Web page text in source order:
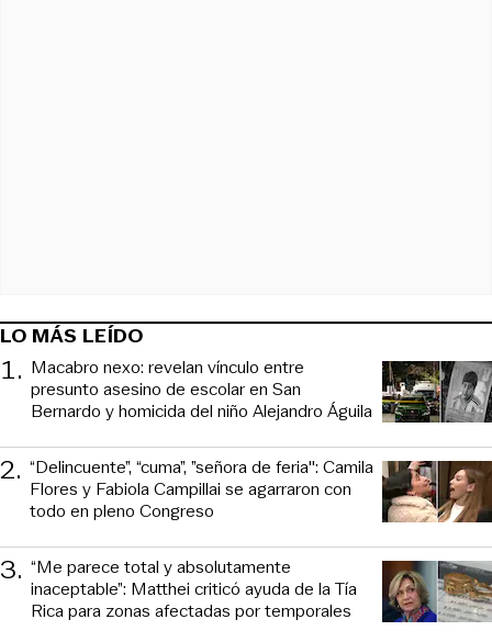
LO MÁS LEÍDO
1. Macabro nexo: revelan vínculo entre
presunto asesino de escolar en San
Bernardo y homicida del niño Alejandro Águila
2. “Delincuente”, “cuma”, ”señora de feria": Camila
Flores y Fabiola Campillai se agarraron con
todo en pleno Congreso
3. “Me parece total y absolutamente
inaceptable”: Matthei criticó ayuda de la Tía
Rica para zonas afectadas por temporales